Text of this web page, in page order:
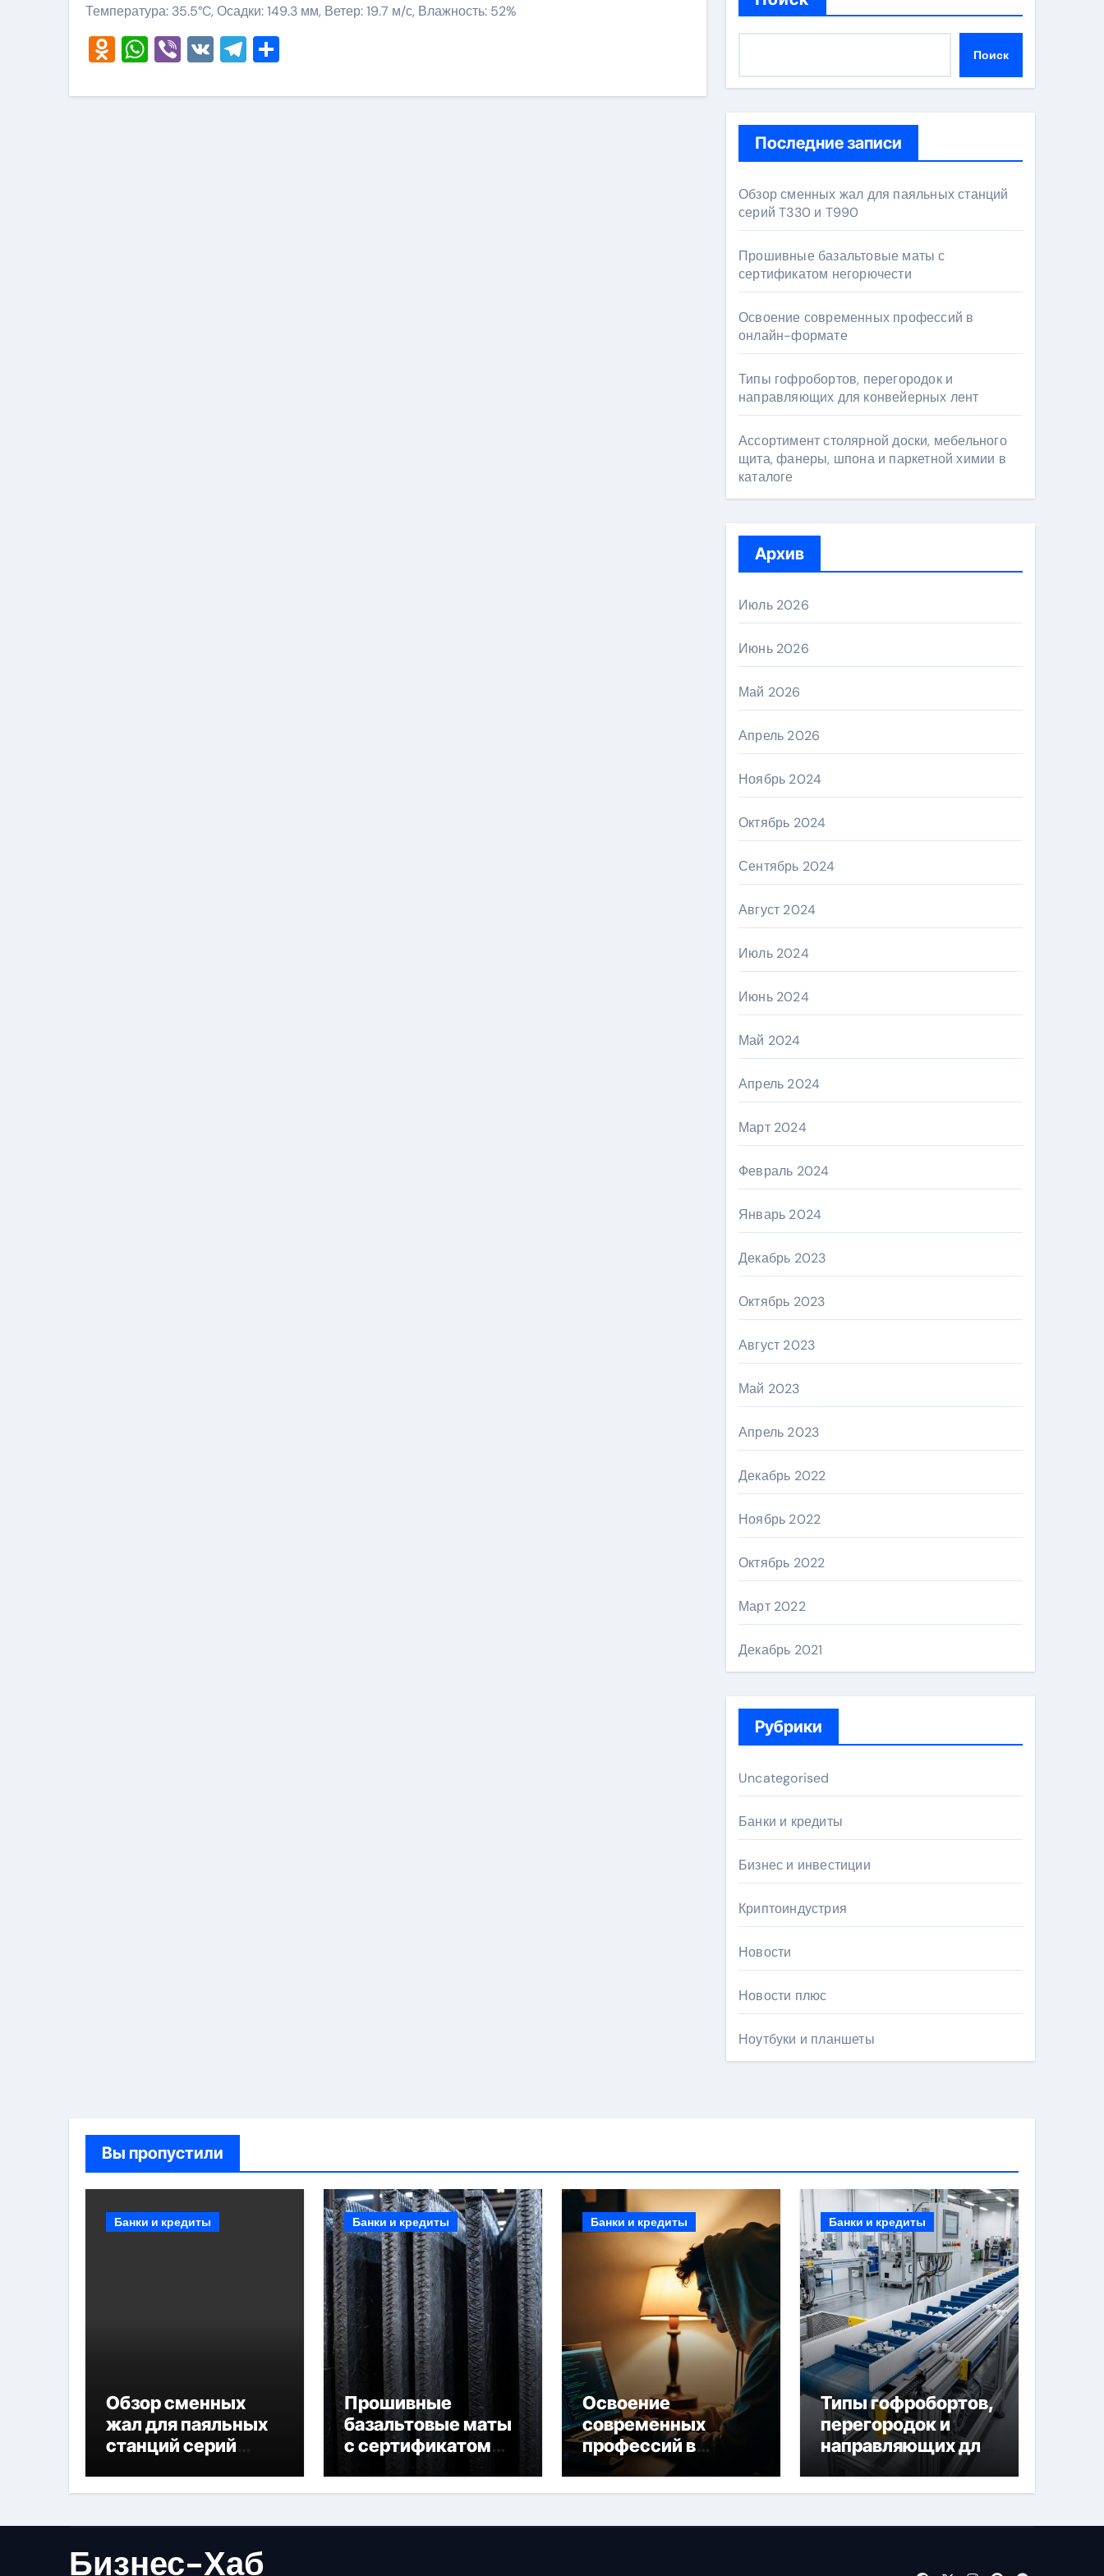
Температура: 35.5°C, Осадки: 149.3 мм, Ветер: 19.7 м/с, Влажность: 52%
Odnoklassniki
WhatsApp
Viber
VKTelegram Поиск
Последние записи
Обзор сменных жал для паяльных станций
серий T330 и T990
Прошивные базальтовые маты с
сертификатом негорючести
Освоение современных профессий в
онлайн-формате
Типы гофробортов, перегородок и
направляющих для конвейерных лент
Ассортимент столярной доски, мебельного
щита, фанеры, шпона и паркетной химии в
каталоге
Архив
Июль 2026
Июнь 2026
Май 2026
Апрель 2026
Ноябрь 2024
Октябрь 2024
Сентябрь 2024
Август 2024
Июль 2024
Июнь 2024
Май 2024
Апрель 2024
Март 2024
Февраль 2024
Январь 2024
Декабрь 2023
Октябрь 2023
Август 2023
Май 2023
Апрель 2023
Декабрь 2022
Ноябрь 2022
Октябрь 2022
Март 2022
Декабрь 2021
Рубрики
Uncategorised
Банки и кредиты
Бизнес и инвестиции
Криптоиндустрия
Новости
Новости плюс
Ноутбуки и планшеты
Вы пропустили
Банки и кредиты
Обзор сменных
жал для паяльных
станций серий
Банки и кредиты
Прошивные
базальтовые маты
с сертификатом
негорючести
Банки и кредиты
Освоение
современных
профессий в
онлайн-формате
Банки и кредиты
Типы гофробортов,
перегородок и
направляющих для
конвейерных лент
Бизнес-Хаб